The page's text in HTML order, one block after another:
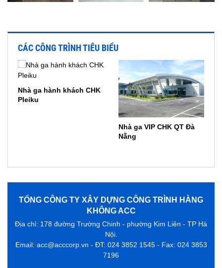
CÁC CÔNG TRÌNH TIÊU BIỂU
Nhà ga hành khách CHK
Pleiku
Nhà ga VIP CHK QT Đà
Nẵng
TỔNG CÔNG TY XÂY DỰNG CÔNG TRÌNH HÀNG
KHÔNG ACC
Địa chỉ: 178 đường Trường Chinh - phường Kim Liên - TP Hà
Nội.
Email: acc@acccorp.vn - ĐT: 024 3852 1545 - Fax: 024 3853
7196